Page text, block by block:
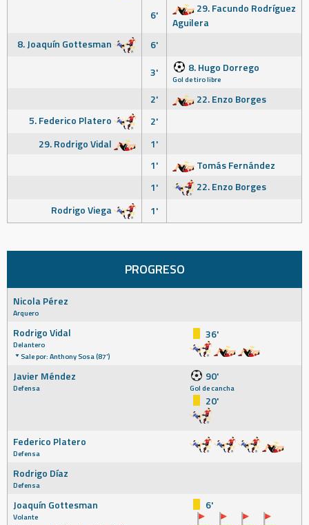
6'
29. Facundo Rodríguez
Aguilera
8. Joaquín Gottesman
6'
3'
8. Hugo Dorrego
Gol de tiro libre
2'
22. Enzo Borges
5. Federico Platero
2'
29. Rodrigo Vidal
1'
1'
Tomás Fernández
1'
22. Enzo Borges
Rodrigo Viega
1'
PROGRESO
Nicola Pérez
Arquero
Rodrigo Vidal
Delantero
Sale por: Anthony Sosa (87')
36'
Javier Méndez
Defensa
90'
Gol de cancha
20'
Federico Platero
Defensa
Rodrigo Díaz
Defensa
Joaquín Gottesman
Volante
6'